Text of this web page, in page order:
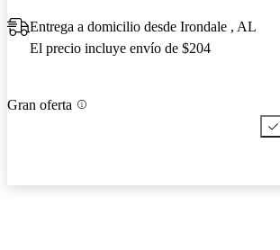
Entrega a domicilio desde Irondale , AL
El precio incluye envío de $204
Gran oferta